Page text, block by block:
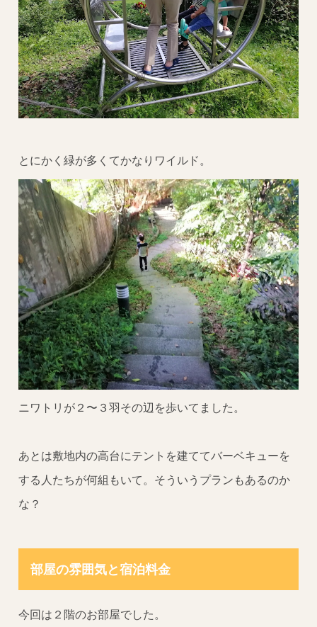
とにかく緑が多くてかなりワイルド。
ニワトリが２〜３羽その辺を歩いてました。
あとは敷地内の高台にテントを建ててバーベキューを
する人たちが何組もいて。そういうプランもあるのか
な？
部屋の雰囲気と宿泊料金
今回は２階のお部屋でした。